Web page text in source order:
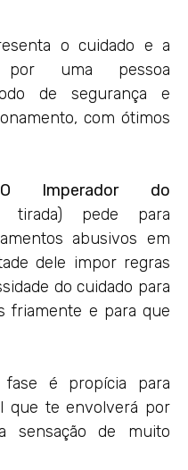
o cuidado e a
por uma pessoa
de segurança e
com ótimos
O Imperador
do
tirada) pede para
abusivos em
dele impor regras
do cuidado para
friamente e para que
fase é propícia para
que te envolverá por
sensação de muito